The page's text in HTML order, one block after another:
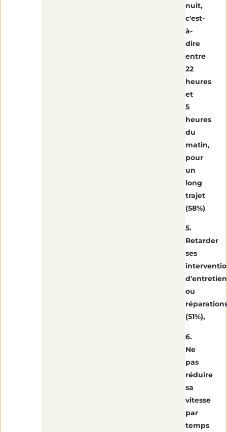
nuit,
c'est-
à-
dire
entre
22
heures
et
5
heures
du
matin,
pour
un
long
trajet
(58%)
5.
Retarder
ses
d'entretien
ou
(51%),
6.
Ne
pas
réduire
sa
vitesse
par
temps